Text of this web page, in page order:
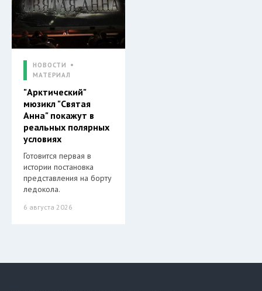
НОВОСТИ
МАТЕРИАЛ
"Арктический"
мюзикл "Святая
Анна" покажут в
реальных полярных
условиях
Готовится первая в
истории постановка
представления на борту
ледокола.
6 августа 2026